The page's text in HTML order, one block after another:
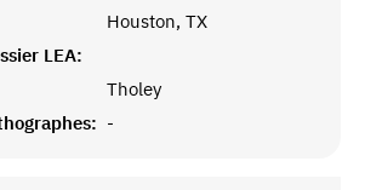
Houston, TX
LEA:
Tholey
-